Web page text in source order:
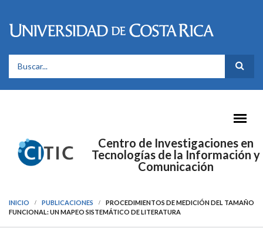
FORMULARIO DE BÚSQUEDA
Centro de Investigaciones en
Tecnologías de la Información y
Comunicación
INICIO PUBLICACIONES
PROCEDIMIENTOS DE MEDICIÓN DEL TAMAÑO
FUNCIONAL: UN MAPEO SISTEMÁTICO DE LITERATURA